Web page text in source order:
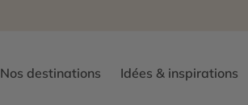
Nos destinations Idées & inspirations